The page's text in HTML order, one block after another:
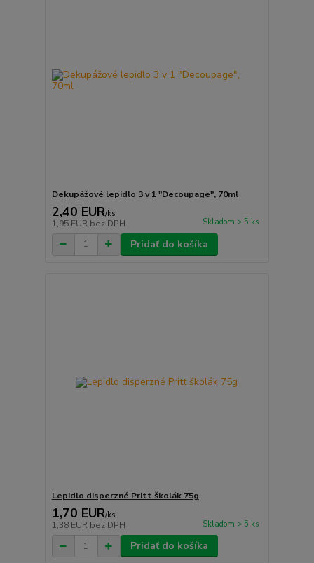
Dekupážové lepidlo 3 v 1 "Decoupage", 70ml
2,40 EUR/ks
1,95 EUR bez DPH Skladom > 5 ks
Pridať do košíka
Lepidlo disperzné Pritt školák 75g
1,70 EUR/ks
1,38 EUR bez DPH Skladom > 5 ks
Pridať do košíka